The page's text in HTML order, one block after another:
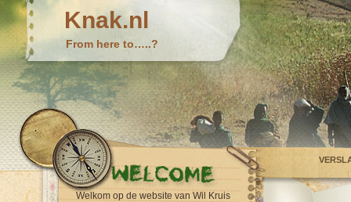
Knak.nl
From here to…..?
Welkom op de website van Wil Kruis